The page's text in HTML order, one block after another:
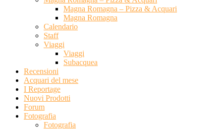
Magna Romagna – Pizza & Acquari
Magna Romagna
Calendario
Staff
Viaggi
Viaggi
Subacquea
Recensioni
Acquari del mese
I Reportage
Nuovi Prodotti
Forum
Fotografia
Fotografia